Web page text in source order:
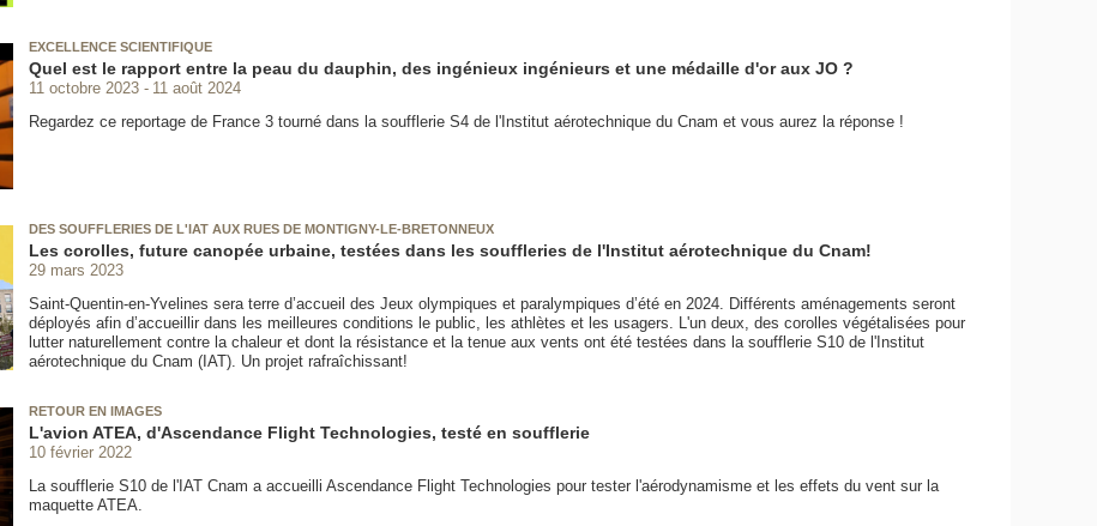
EXCELLENCE SCIENTIFIQUE
Quel est le rapport entre la peau du dauphin, des ingénieux ingénieurs et une médaille d'or aux JO ?
11 octobre 2023
11 août 2024
Regardez ce reportage de France 3 tourné dans la soufflerie S4 de l'Institut aérotechnique du Cnam et vous aurez la réponse !
DES SOUFFLERIES DE L'IAT AUX RUES DE MONTIGNY-LE-BRETONNEUX
Les corolles, future canopée urbaine, testées dans les souffleries de l'Institut aérotechnique du Cnam!
29 mars 2023
Saint-Quentin-en-Yvelines sera terre d’accueil des Jeux olympiques et paralympiques d’été en 2024. Différents aménagements seront
déployés afin d’accueillir dans les meilleures conditions le public, les athlètes et les usagers. L'un deux, des corolles végétalisées pour
lutter naturellement contre la chaleur et dont la résistance et la tenue aux vents ont été testées dans la soufflerie S10 de l'Institut
aérotechnique du Cnam (IAT). Un projet rafraîchissant!
RETOUR EN IMAGES
L'avion ATEA, d'Ascendance Flight Technologies, testé en soufflerie
10 février 2022
La soufflerie S10 de l'IAT Cnam a accueilli Ascendance Flight Technologies pour tester l'aérodynamisme et les effets du vent sur la
maquette ATEA.